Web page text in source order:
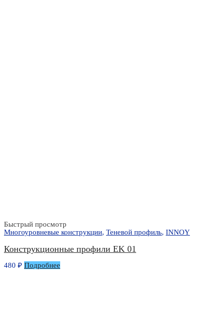
Быстрый просмотр
Многоуровневые конструкции, Теневой профиль, INNOY
Конструкционные профили EK 01
480 ₽ Подробнее